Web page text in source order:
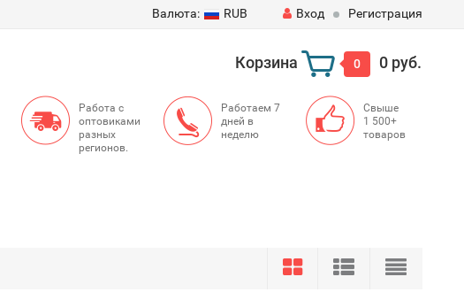
Валюта: RUB Вход Регистрация
Корзина 0 0 руб.
Работа с
оптовиками
разных
регионов.
Работаем 7
дней в
неделю
Свыше
1 500+
товаров